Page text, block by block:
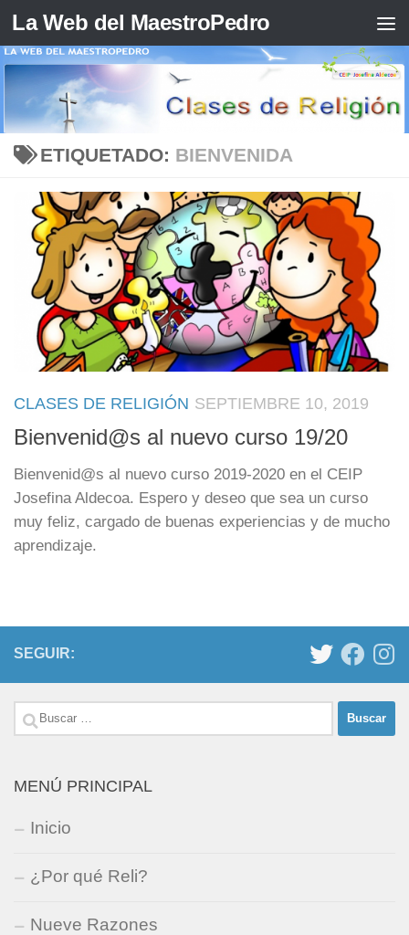
Saltar al contenido
La Web del MaestroPedro
ETIQUETADO: BIENVENIDA
CLASES DE RELIGIÓN SEPTIEMBRE 10, 2019
Bienvenid@s al nuevo curso 19/20
Bienvenid@s al nuevo curso 2019-2020 en el CEIP
Josefina Aldecoa. Espero y deseo que sea un curso
muy feliz, cargado de buenas experiencias y de mucho
aprendizaje.
SEGUIR:
Buscar:
MENÚ PRINCIPAL
Inicio
¿Por qué Reli?
Nueve Razones